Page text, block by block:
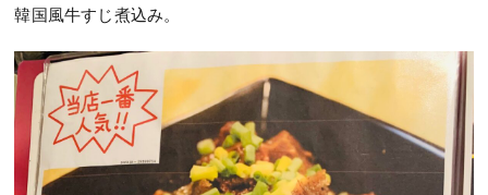
韓国風牛すじ煮込み。